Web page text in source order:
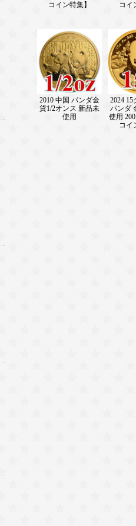
コイン特集】
コイ
2010 中国 パンダ金
貨1/2オンス 新品未
使用
2024
パンダ
使用
コイ